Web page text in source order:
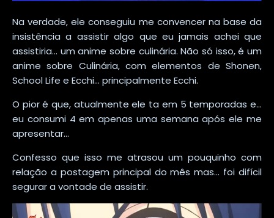
Na verdade, ele conseguiu me convencer na base da
insistência a assistir algo que eu jamais achei que
assistiria... um anime sobre culinária. Não só isso, é um
anime sobre Culinária, com elementos de Shonen,
School Life e Ecchi... principalmente Ecchi.
O pior é que, atualmente ele ta em 5 temporadas e...
eu consumi 4 em apenas uma semana após ele me
apresentar...
Confesso que isso me atrasou um pouquinho com
relação a postagem principal do mês mas... foi difícil
segurar a vontade de assistir.